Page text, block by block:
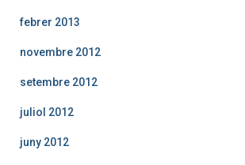
febrer 2013
novembre 2012
setembre 2012
juliol 2012
juny 2012